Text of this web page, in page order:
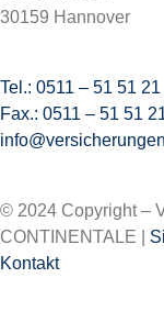
30159 Hannover
Tel.: 0511 – 51 51
Fax.: 0511 – 51 51
© 2024 Copyright –
CONTINENTALE |
Kontakt